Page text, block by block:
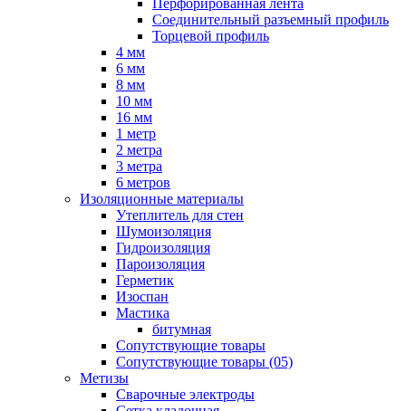
Перфорированная лента
Соединительный разъемный профиль
Торцевой профиль
4 мм
6 мм
8 мм
10 мм
16 мм
1 метр
2 метра
3 метра
6 метров
Изоляционные материалы
Утеплитель для стен
Шумоизоляция
Гидроизоляция
Пароизоляция
Герметик
Изоспан
Мастика
битумная
Сопутствующие товары
Сопутствующие товары (05)
Метизы
Сварочные электроды